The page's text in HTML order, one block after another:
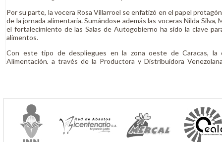
Por su parte, la vocera Rosa Villarroel se enfatizó en el papel
de la jornada alimentaria. Sumándose además las voceras Nilda
el fortalecimiento de las Salas de Autogobierno ha sido la clave
alimentos.
Con este tipo de despliegues en la zona oeste de Caracas, la
Alimentación, a través de la Productora y Distribuidora